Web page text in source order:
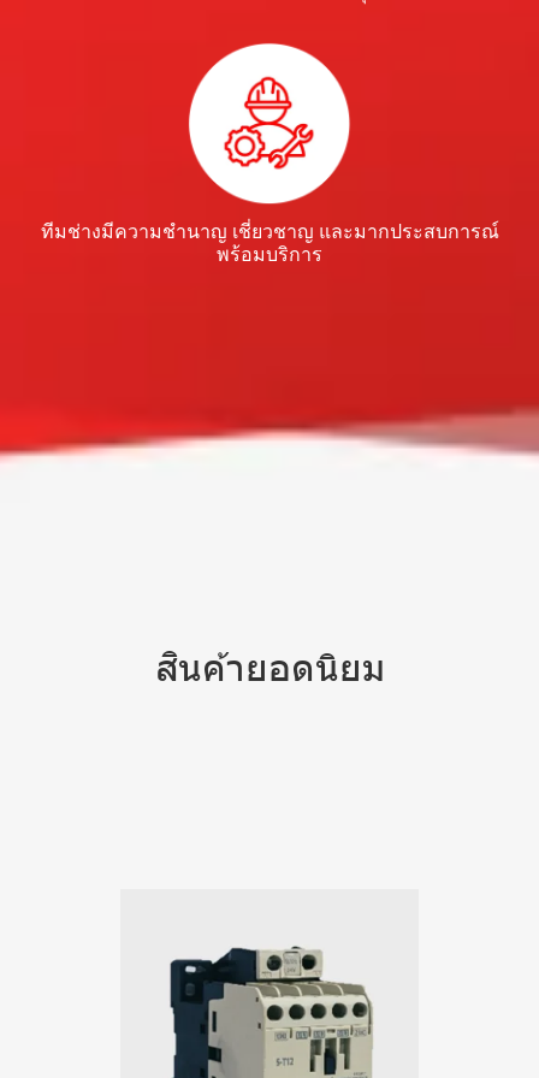
ทีมช่างมีความชำนาญ เชี่ยวชาญ และมากประสบการณ์
พร้อมบริการ
สินค้ายอดนิยม